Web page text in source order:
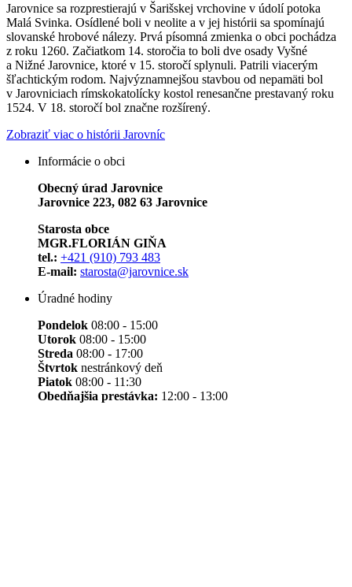
Jarovnice sa rozprestierajú v Šarišskej vrchovine v údolí potoka
Malá Svinka. Osídlené boli v neolite a v jej histórii sa spomínajú
slovanské hrobové nálezy. Prvá písomná zmienka o obci pochádza
z roku 1260. Začiatkom 14. storočia to boli dve osady Vyšné
a Nižné Jarovnice, ktoré v 15. storočí splynuli. Patrili viacerým
šľachtickým rodom. Najvýznamnejšou stavbou od nepamäti bol
v Jarovniciach rímskokatolícky kostol renesančne prestavaný roku
1524. V 18. storočí bol značne rozšírený.
Zobraziť viac o histórii Jarovníc
Informácie o obci
Obecný úrad Jarovnice
Jarovnice 223, 082 63 Jarovnice
Starosta obce
MGR.FLORIÁN GIŇA
tel.: +421 (910) 793 483
E-mail: starosta@jarovnice.sk
Úradné hodiny
Pondelok 08:00 - 15:00
Utorok 08:00 - 15:00
Streda 08:00 - 17:00
Štvrtok nestránkový deň
Piatok 08:00 - 11:30
Obedňajšia prestávka: 12:00 - 13:00